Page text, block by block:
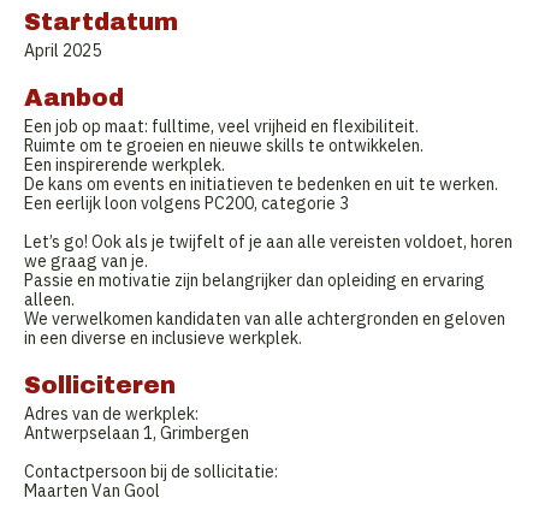
Startdatum
April 2025
Aanbod
Een job op maat: fulltime, veel vrijheid en flexibiliteit.
Ruimte om te groeien en nieuwe skills te ontwikkelen.
Een inspirerende werkplek.
De kans om events en initiatieven te bedenken en uit te werken.
Een eerlijk loon volgens PC200, categorie 3
Let’s go! Ook als je twijfelt of je aan alle vereisten voldoet, horen
we graag van je.
Passie en motivatie zijn belangrijker dan opleiding en ervaring
alleen.
We verwelkomen kandidaten van alle achtergronden en geloven
in een diverse en inclusieve werkplek.
Solliciteren
Adres van de werkplek:
Antwerpselaan 1, Grimbergen
Contactpersoon bij de sollicitatie:
Maarten Van Gool